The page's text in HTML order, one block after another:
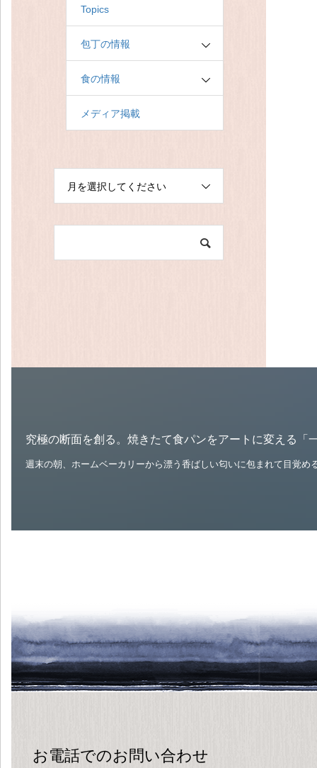
Topics
包丁の情報
食の情報
メディア掲載
月を選択してください
究極の断面を創る。焼きたて食パンをアートに変える「
お電話でのお問い合わせ